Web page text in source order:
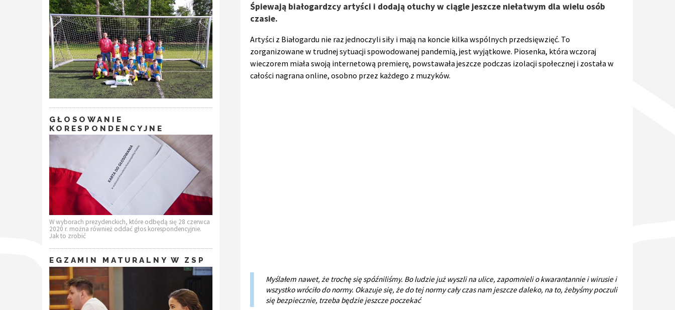
Śpiewają białogardzcy artyści i dodają otuchy w ciągle jeszcze niełatwym dla wielu osób
czasie.
Artyści z Białogardu nie raz jednoczyli siły i mają na koncie kilka wspólnych przedsięwzięć. To
zorganizowane w trudnej sytuacji spowodowanej pandemią, jest wyjątkowe. Piosenka, która wczoraj
wieczorem miała swoją internetową premierę, powstawała jeszcze podczas izolacji społecznej i została w
całości nagrana online, osobno przez każdego z muzyków.
Myślałem nawet, że trochę się spóźniliśmy. Bo ludzie już wyszli na ulice, zapomnieli o kwarantannie i wirusie i
wszystko wróciło do normy. Okazuje się, że do tej normy cały czas nam jeszcze daleko, na to, żebyśmy poczuli
się bezpiecznie, trzeba będzie jeszcze poczekać
GŁOSOWANIE
KORESPONDENCYJNE
W wyborach prezydenckich, które odbędą się 28 czerwca
2020 r. można również oddać głos korespondencyjnie.
Jak to zrobić
EGZAMIN MATURALNY W ZSP